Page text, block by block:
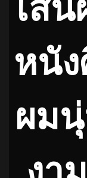
หนั
ผม